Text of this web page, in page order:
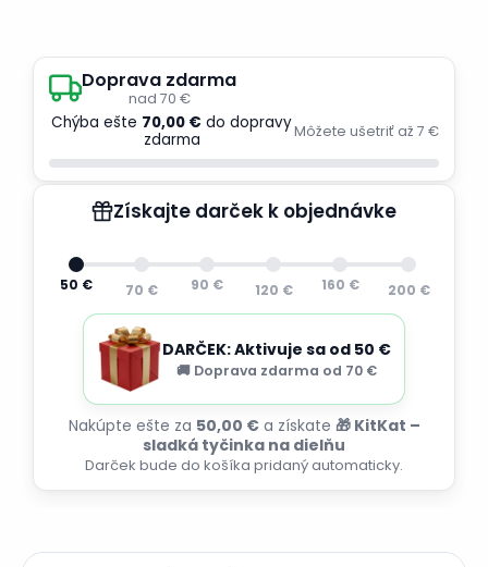
Doprava zdarma
nad 70 €
Chýba ešte 70,00 € do dopravy
zdarma
Môžete ušetriť až 7 €
Získajte darček k objednávke
50 € 70 € 90 € 120 € 160 € 200 €
DARČEK: Aktivuje sa od 50 €
🚚 Doprava zdarma od 70 €
Nakúpte ešte za 50,00 €a získate 🎁 KitKat –
sladká tyčinka na dielňu
Darček bude do košíka pridaný automaticky.